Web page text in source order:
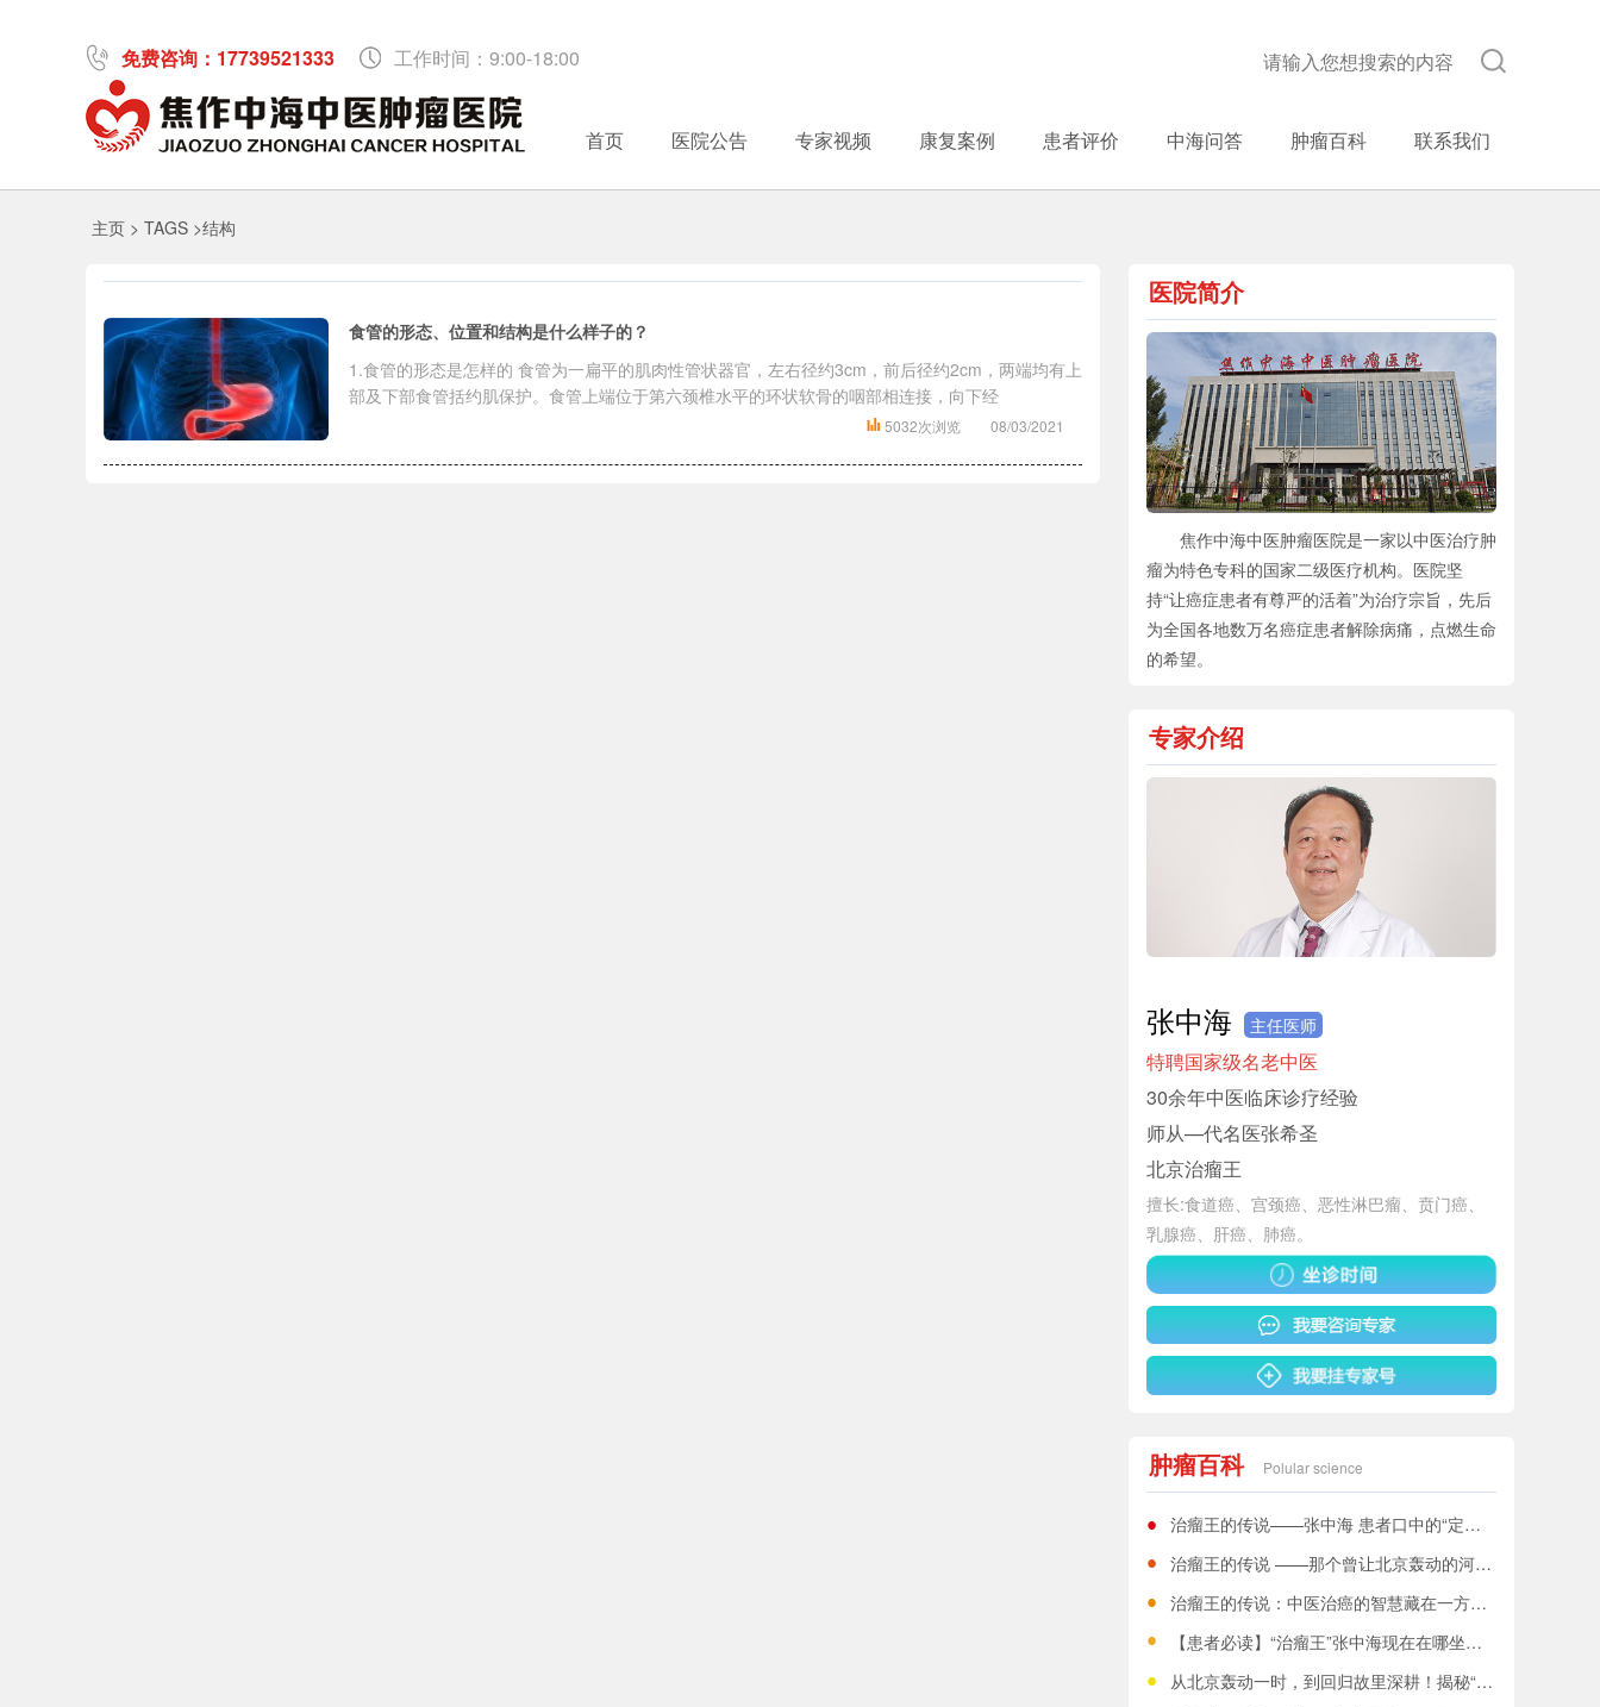
免费咨询：17739521333 工作时间：9:00-18:00
首页 医院公告 专家视频 康复案例 患者评价 中海问答 肿瘤百科 联系我们
主页 > TAGS >结构
食管的形态、位置和结构是什么样子的？
1.食管的形态是怎样的 食管为一扁平的肌肉性管状器官，左右径约3cm，前后径约2cm，两端均有上
部及下部食管括约肌保护。食管上端位于第六颈椎水平的环状软骨的咽部相连接，向下经
5032次浏览 08/03/2021
医院简介
焦作中海中医肿瘤医院是一家以中医治疗肿
瘤为特色专科的国家二级医疗机构。医院坚
持“让癌症患者有尊严的活着”为治疗宗旨，先后
为全国各地数万名癌症患者解除病痛，点燃生命
的希望。
专家介绍
张中海 主任医师
特聘国家级名老中医
30余年中医临床诊疗经验
师从—代名医张希圣
北京治瘤王
擅长:食道癌、宫颈癌、恶性淋巴瘤、贲门癌、
乳腺癌、肝癌、肺癌。
肿瘤百科 Polular science
治瘤王的传说——张中海 患者口中的“定海神针”，家人眼中的“医痴”
治瘤王的传说 ——那个曾让北京轰动的河南老中医，如今怎样了？
治瘤王的传说：中医治癌的智慧藏在一方一剂中
【患者必读】“治瘤王”张中海现在在哪坐诊？一文全知道！
从北京轰动一时，到回归故里深耕！揭秘“治瘤王”张中海的济世情怀